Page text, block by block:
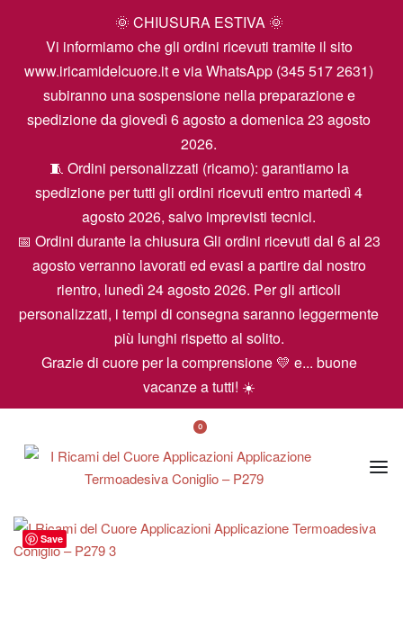
🌞 CHIUSURA ESTIVA 🌞
Vi informiamo che gli ordini ricevuti tramite il sito
www.iricamidelcuore.it e via WhatsApp (345 517 2631)
subiranno una sospensione nella preparazione e
spedizione da giovedì 6 agosto a domenica 23 agosto
2026.
🧵 Ordini personalizzati (ricamo): garantiamo la
spedizione per tutti gli ordini ricevuti entro martedì 4
agosto 2026, salvo imprevisti tecnici.
📅 Ordini durante la chiusura Gli ordini ricevuti dal 6 al 23
agosto verranno lavorati ed evasi a partire dal nostro
rientro, lunedì 24 agosto 2026. Per gli articoli
personalizzati, i tempi di consegna saranno leggermente
più lunghi rispetto al solito.
Grazie di cuore per la comprensione 💛 e... buone
vacanze a tutti! ☀️
0
Save